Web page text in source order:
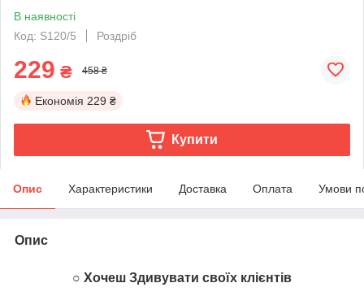
В наявності
Код: S120/5
Роздріб
229 ₴ 458 ₴
Економія 229 ₴
Купити
Опис Характеристики Доставка Оплата Умови
Опис
○ Хочеш Здивувати своїх клієнтів